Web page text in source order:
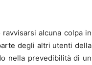
alcuna colpa in
degli altri utenti della
nella prevedibilità di un